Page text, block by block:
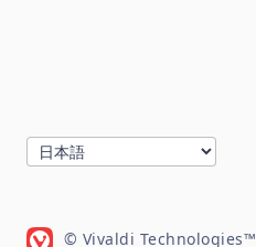
© Vivaldi Technologies™